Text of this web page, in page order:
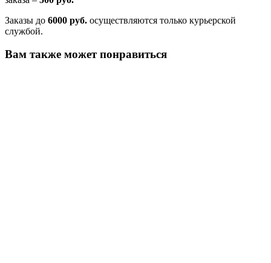
Заказы до 6000 руб. осуществляются только курьерской
службой.
Вам также может понравиться